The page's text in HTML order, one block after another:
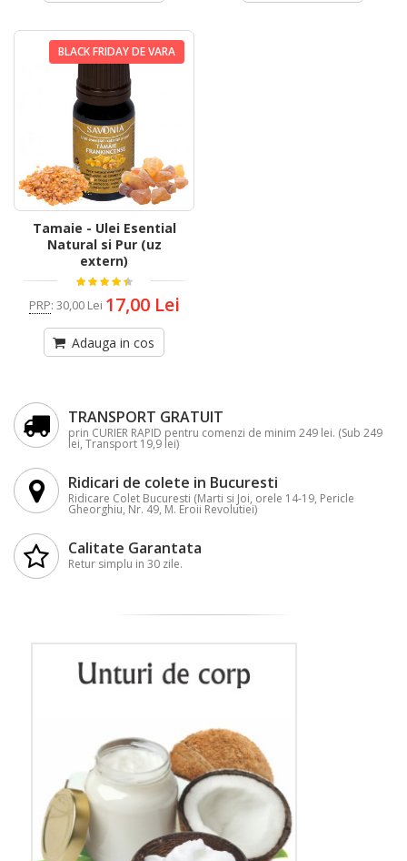
BLACK FRIDAY DE VARA
Tamaie - Ulei Esential
Natural si Pur (uz
extern)
PRP: 30,00 Lei 17,00 Lei
Adauga in cos
TRANSPORT GRATUIT
prin CURIER RAPID pentru comenzi de minim 249 lei. (Sub 249
lei, Transport 19,9 lei)
Ridicari de colete in Bucuresti
Ridicare Colet Bucuresti (Marti si Joi, orele 14-19, Pericle
Gheorghiu, Nr. 49, M. Eroii Revolutiei)
Calitate Garantata
Retur simplu in 30 zile.